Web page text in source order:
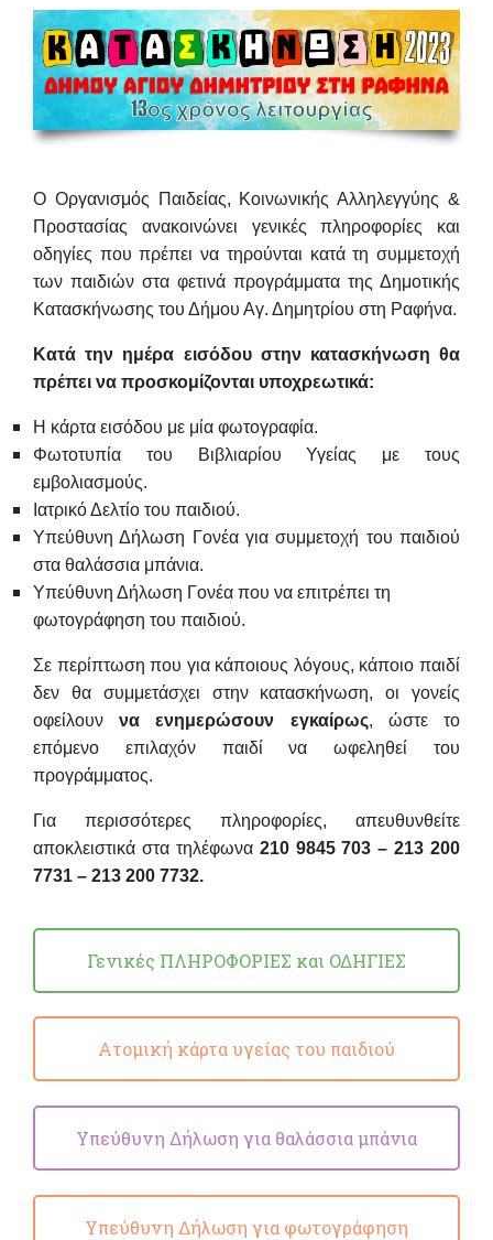
Ο Οργανισμός Παιδείας, Κοινωνικής Αλληλεγγύης &
Προστασίας ανακοινώνει γενικές πληροφορίες και
οδηγίες που πρέπει να τηρούνται κατά τη συμμετοχή
των παιδιών στα φετινά προγράμματα της Δημοτικής
Κατασκήνωσης του Δήμου Αγ. Δημητρίου στη Ραφήνα.
Κατά την ημέρα εισόδου στην κατασκήνωση θα
πρέπει να προσκομίζονται υποχρεωτικά:
Η κάρτα εισόδου με μία φωτογραφία.
Φωτοτυπία του Βιβλιαρίου Υγείας με τους
εμβολιασμούς.
Ιατρικό Δελτίο του παιδιού.
Υπεύθυνη Δήλωση Γονέα για συμμετοχή του παιδιού
στα θαλάσσια μπάνια.
Υπεύθυνη Δήλωση Γονέα που να επιτρέπει τη
φωτογράφηση του παιδιού.
Σε περίπτωση που για κάποιους λόγους, κάποιο παιδί
δεν θα συμμετάσχει στην κατασκήνωση, οι γονείς
οφείλουννα ενημερώσουν εγκαίρως, ώστε το
επόμενο επιλαχόν παιδί να ωφεληθεί του
προγράμματος.
Για περισσότερες πληροφορίες, απευθυνθείτε
αποκλειστικά στα τηλέφωνα 210 9845 703 – 213 200
7731 – 213 200 7732.
Γενικές ΠΛΗΡΟΦΟΡΙΕΣ και ΟΔΗΓΙΕΣ
Ατομική κάρτα υγείας του παιδιού
Υπεύθυνη Δήλωση για θαλάσσια μπάνια
Υπεύθυνη Δήλωση για φωτογράφηση